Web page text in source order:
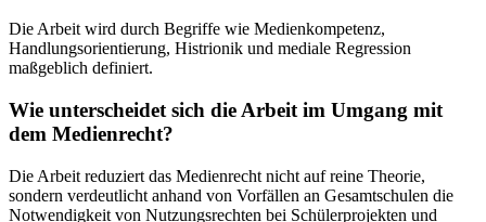
Die Arbeit wird durch Begriffe wie Medienkompetenz,
Handlungsorientierung, Histrionik und mediale Regression
maßgeblich definiert.
Wie unterscheidet sich die Arbeit im Umgang mit
dem Medienrecht?
Die Arbeit reduziert das Medienrecht nicht auf reine Theorie,
sondern verdeutlicht anhand von Vorfällen an Gesamtschulen die
Notwendigkeit von Nutzungsrechten bei Schülerprojekten und